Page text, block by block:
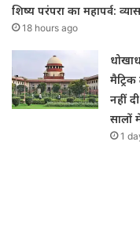
शिष्य परंपरा का महापर्व:
18 hours ago
नहीं
सालों
1